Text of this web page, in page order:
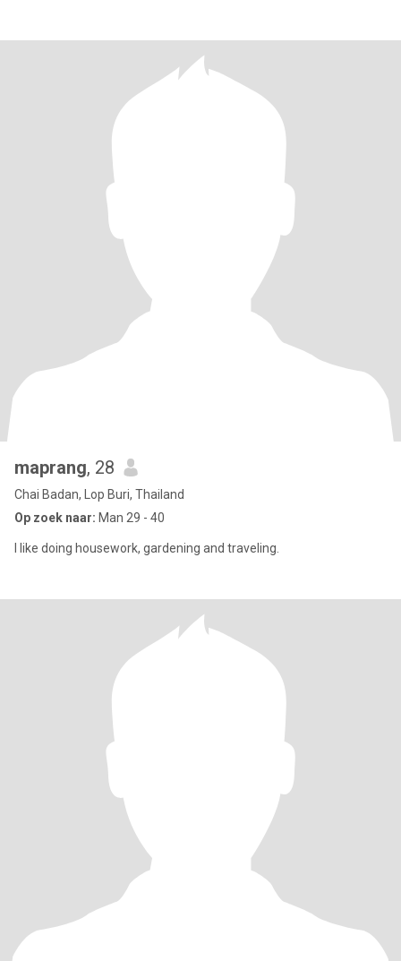
maprang, 28
Chai Badan, Lop Buri, Thailand
Op zoek naar: Man 29 - 40
I like doing housework, gardening and traveling.